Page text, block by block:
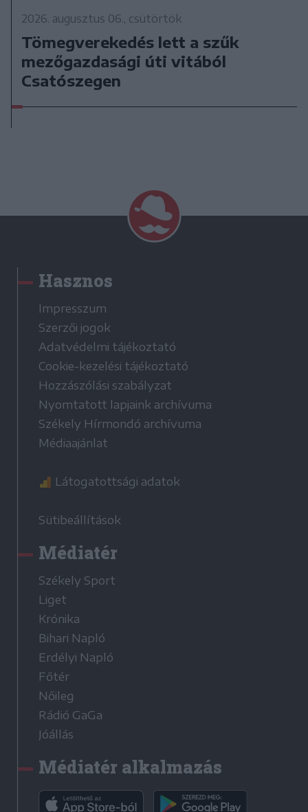
2026. augusztus 06., csütörtök
Tömegverekedés lett a szűk
mezőgazdasági úti vitából
Csatószegen
Hasznos
Impresszum
Szerzői jogok
Adatvédelmi tájékoztató
Cookie-kezelési tájékoztató
Hozzászólási szabályzat
Nyomtatott lapjaink archívuma
Székely Hírmondó archívuma
Médiaajánlat
Látogatottsági adatok
Sütibeállítások
Médiatér
Székely Sport
Liget
Krónika
Bihari Napló
Erdélyi Napló
Főtér
Nőileg
Rádió GaGa
Jóállás
Médiatér alkalmazás